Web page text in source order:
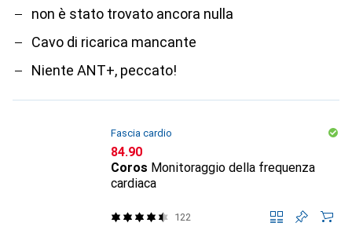
non è stato trovato ancora nulla
Cavo di ricarica mancante
Niente ANT+, peccato!
Fascia cardio
CHF
84.90
Coros Monitoraggio della frequenza
cardiaca
122